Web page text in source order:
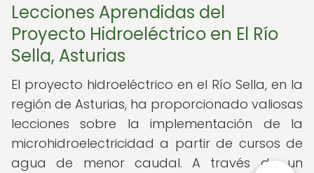
Lecciones Aprendidas del
Proyecto Hidroeléctrico en El Río
Sella, Asturias
El proyecto hidroeléctrico en el Río Sella, en la
región de Asturias, ha proporcionado valiosas
lecciones sobre la implementación de la
microhidroelectricidad a partir de cursos de
agua de menor caudal. A través de un